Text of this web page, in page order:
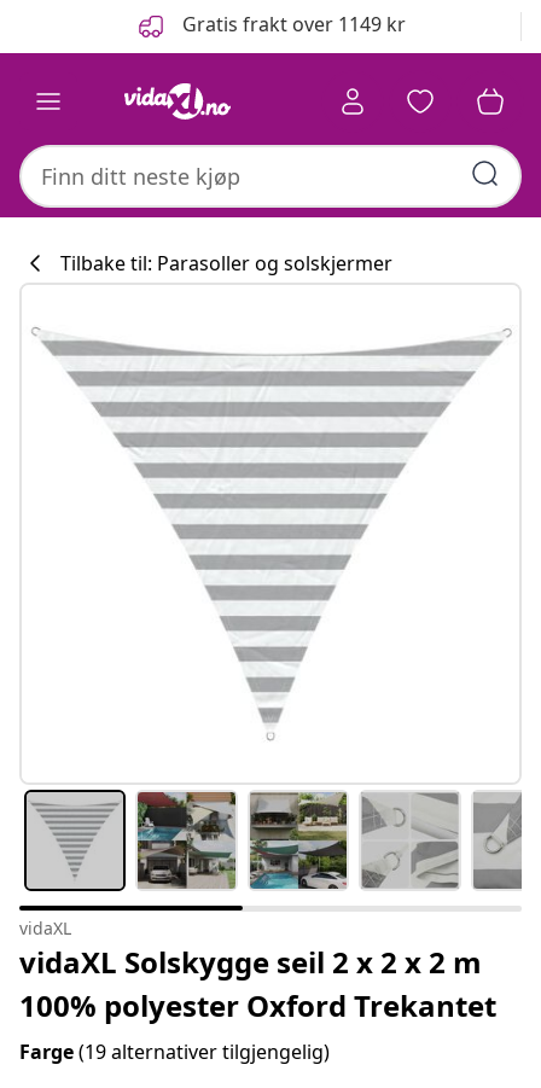
Gratis frakt over 1149 kr
Tilbake til: Parasoller og solskjermer
vidaXL
vidaXL Solskygge seil 2 x 2 x 2 m
100% polyester Oxford Trekantet
Farge(19 alternativer tilgjengelig)